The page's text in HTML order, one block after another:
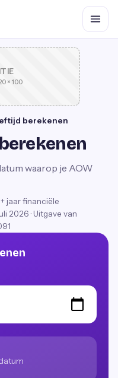
× 100
berekenen
waarop je AOW
jaar financiële
2026 · Uitgave van